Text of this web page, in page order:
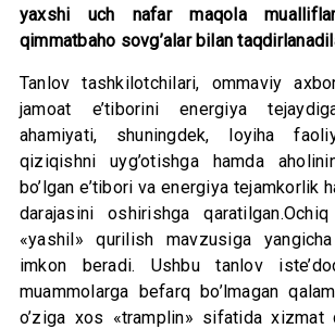
yaxshi uch nafar maqola
qimmatbaho sovg’alar bilan
Tanlov tashkilotchilari, ommaviy
jamoat e’tiborini energiya
ahamiyati, shuningdek, loyiha
qiziqishni uyg’otishga hamda
bo’lgan e’tibori va energiya tejamkorlik
darajasini oshirishga
«yashil» qurilish mavzusiga
imkon beradi. Ushbu tanlov
muammolarga befarq bo’lmagan
o’ziga xos «tramplin» sifatida xizmat